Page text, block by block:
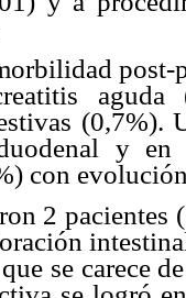
post-
(0,7%).
y en
con
2 pacientes
se carece